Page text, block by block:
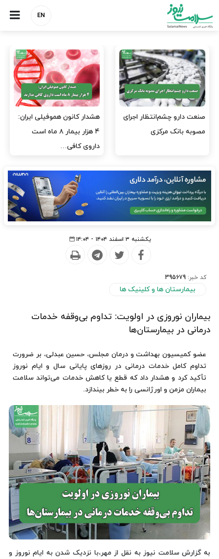
EN
صنعت دارو چشم‌انتظار اجرای
مصوبه بانک مرکزی
هشدار کانون هموفیلی ایران:
۴ هزار بیمار ۸ ماه است
داروی کافی…
یکشنبه ۳ اسفند ۱۴۰۴ - ۱۴:۰۴
کد خبر: 395679
بیمارستان ها و کلینیک ها
بیماران نوروزی در اولویت: تداوم بی‌وقفه خدمات
درمانی در بیمارستان‌ها
عضو کمیسیون بهداشت و درمان مجلس، حسین عبدلی، بر ضرورت
تداوم کامل خدمات درمانی در روزهای پایانی سال و ایام نوروز
تأکید کرد و هشدار داد که قطع یا کاهش خدمات می‌تواند سلامت
بیماران مزمن و اورژانسی را به خطر بیندازد.
به گزارش سلامت نیوز به نقل از مهر،با نزدیک شدن به ایام نوروز و